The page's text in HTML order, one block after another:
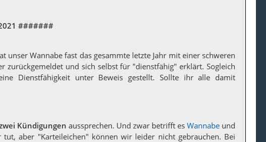
#######
unser Wannabe fast das gesammte letzte Jahr mit einer schweren
zurückgemeldet und sich selbst für "dienstfähig" erklärt. Sogleich
Dienstfähigkeit unter Beweis gestellt. Sollte ihr alle damit
Kündigungen aussprechen. Und zwar betrifft es Wannabe und
aber "Karteileichen" können wir leider nicht gebrauchen. Bei